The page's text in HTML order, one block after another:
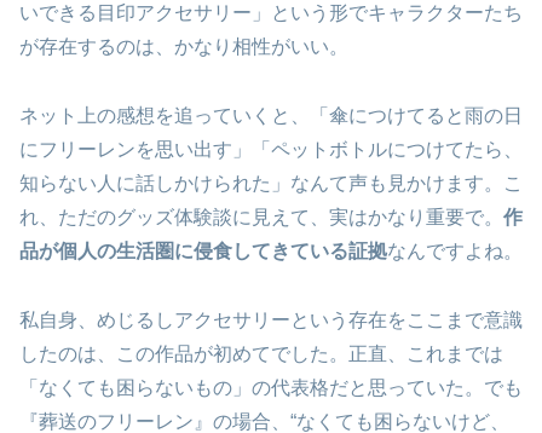
いできる目印アクセサリー」という形でキャラクターたち
が存在するのは、かなり相性がいい。
ネット上の感想を追っていくと、「傘につけてると雨の日
にフリーレンを思い出す」「ペットボトルにつけてたら、
知らない人に話しかけられた」なんて声も見かけます。こ
れ、ただのグッズ体験談に見えて、実はかなり重要で。 作
品が個人の生活圏に侵食してきている証拠なんですよね。
私自身、めじるしアクセサリーという存在をここまで意識
したのは、この作品が初めてでした。正直、これまでは
「なくても困らないもの」の代表格だと思っていた。でも
『葬送のフリーレン』の場合、“なくても困らないけど、